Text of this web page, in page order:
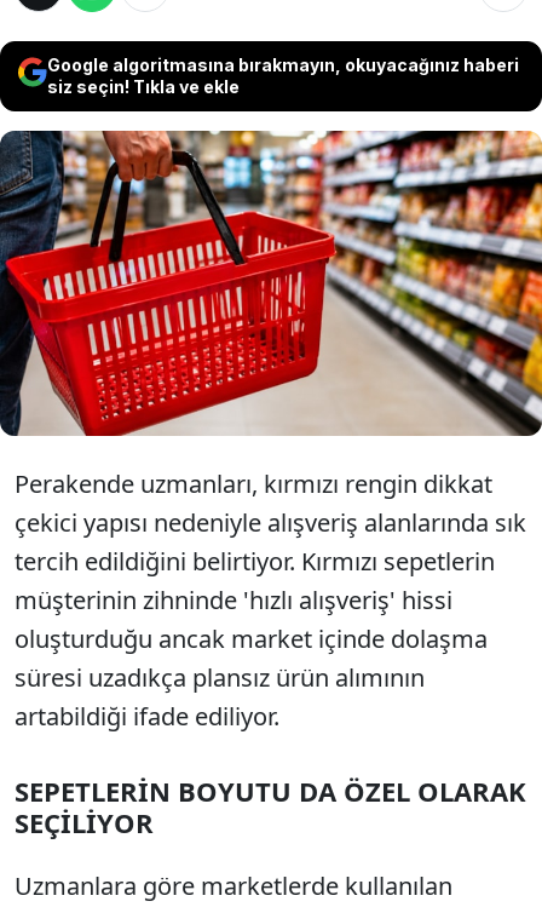
Google algoritmasına bırakmayın, okuyacağınız haberi
siz seçin! Tıkla ve ekle
Marketlerde giriş bölümünde üst üste dizilen
kırmızı alışveriş sepetleri yıllardır aynı amaç için
kullanılıyor gibi görünse de, uzmanlara göre bu
detayın arkasında farklı bir strateji bulunuyor.
Özellikle küçük alışveriş için tercih edilen
sepetlerin rengi ve tasarımı, müşterilerin market
içinde daha fazla zaman geçirmesini sağlayacak
şekilde planlanıyor.
Perakende uzmanları, kırmızı rengin dikkat
çekici yapısı nedeniyle alışveriş alanlarında sık
tercih edildiğini belirtiyor. Kırmızı sepetlerin
müşterinin zihninde 'hızlı alışveriş' hissi
oluşturduğu ancak market içinde dolaşma
süresi uzadıkça plansız ürün alımının
artabildiği ifade ediliyor.
SEPETLERİN BOYUTU DA ÖZEL OLARAK
SEÇİLİYOR
Uzmanlara göre marketlerde kullanılan